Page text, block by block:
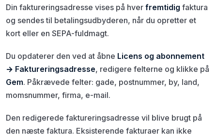
Din faktureringsadresse vises på hver fremtidig faktura
og sendes til betalingsudbyderen, når du opretter et
kort eller en SEPA-fuldmagt.
Du opdaterer den ved at åbne Licens og abonnement
→ Faktureringsadresse, redigere felterne og klikke på
Gem. Påkrævede felter: gade, postnummer, by, land,
momsnummer, firma, e-mail.
Den redigerede faktureringsadresse vil blive brugt på
den næste faktura. Eksisterende fakturaer kan ikke